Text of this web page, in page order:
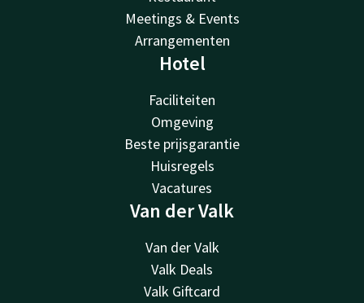
Meetings & Events
Arrangementen
Hotel
Faciliteiten
Omgeving
Beste prijsgarantie
Huisregels
Vacatures
Van der Valk
Van der Valk
Valk Deals
Valk Giftcard